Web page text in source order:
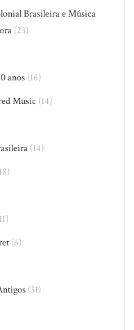
Brasileira e Música
(23)
anos(16)
Music (14)
(14)
(6)
(31)